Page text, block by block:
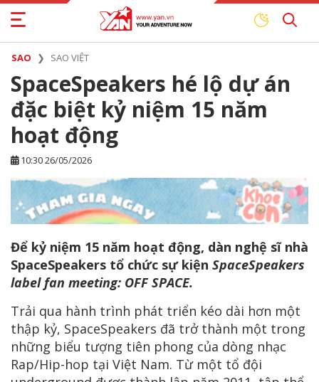
SAO SAO VIỆT
SpaceSpeakers hé lộ dự án
đặc biệt kỷ niệm 15 năm
hoạt động
10:30 26/05/2026
Để kỷ niệm 15 năm hoạt động, dàn nghệ sĩ nhà
SpaceSpeakers tổ chức sự kiện SpaceSpeakers
label fan meeting: OFF SPACE.
Trải qua hành trình phát triển kéo dài hơn một
thập kỷ, SpaceSpeakers đã trở thành một trong
những biểu tượng tiên phong của dòng nhạc
Rap/Hip-hop tại Việt Nam. Từ một tổ đội